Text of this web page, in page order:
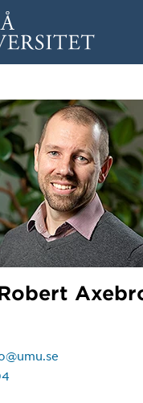
innehållet